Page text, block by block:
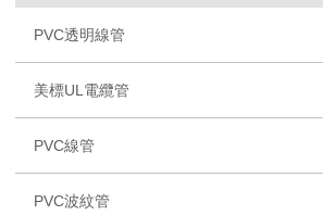
PVC透明線管
美標UL電纜管
PVC線管
PVC波紋管